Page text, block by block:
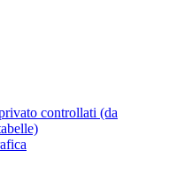
controllati (da